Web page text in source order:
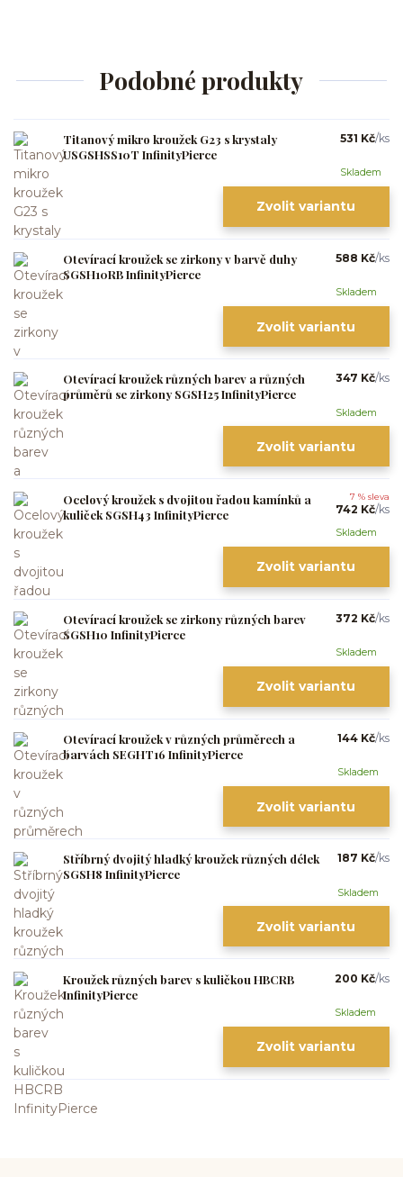
Podobné produkty
Titanový mikro kroužek G23 s krystaly
USGSHSS10T InfinityPierce
531 Kč/ks
Skladem
Zvolit variantu
Otevírací kroužek se zirkony v barvě duhy
SGSH10RB InfinityPierce
588 Kč/ks
Skladem
Zvolit variantu
Otevírací kroužek různých barev a různých
průměrů se zirkony SGSH25 InfinityPierce
347 Kč/ks
Skladem
Zvolit variantu
Ocelový kroužek s dvojitou řadou kamínků a
kuliček SGSH43 InfinityPierce
7 % sleva
742 Kč/ks
Skladem
Zvolit variantu
Otevírací kroužek se zirkony různých barev
SGSH10 InfinityPierce
372 Kč/ks
Skladem
Zvolit variantu
Otevírací kroužek v různých průměrech a
barvách SEGHT16 InfinityPierce
144 Kč/ks
Skladem
Zvolit variantu
Stříbrný dvojitý hladký kroužek různých délek
SGSH8 InfinityPierce
187 Kč/ks
Skladem
Zvolit variantu
Kroužek různých barev s kuličkou HBCRB
InfinityPierce
200 Kč/ks
Skladem
Zvolit variantu